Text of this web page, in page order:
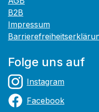
B2B
Impressum
Folge uns auf
Instagram
Facebook